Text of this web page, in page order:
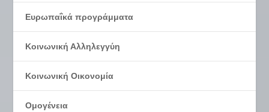
Ευρωπαΐκά προγράμματα
Κοινωνική Αλληλεγγύη
Κοινωνική Οικονομία
Ομογένεια